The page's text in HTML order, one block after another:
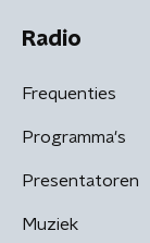
Radio
Frequenties
Programma's
Presentatoren
Muziek